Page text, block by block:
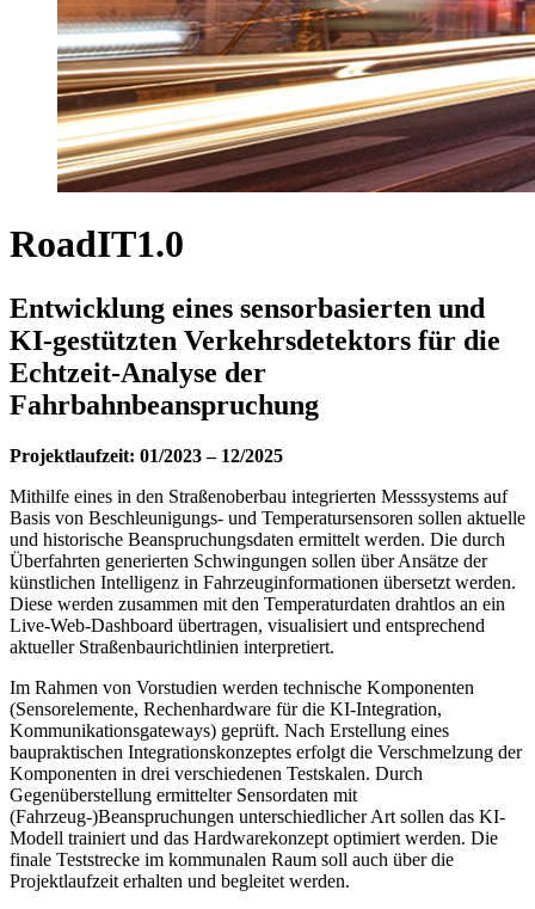
RoadIT1.0
Entwicklung eines sensorbasierten und
KI-gestützten Verkehrsdetektors für die
Echtzeit-Analyse der
Fahrbahnbeanspruchung
Projektlaufzeit: 01/2023 – 12/2025
Mithilfe eines in den Straßenoberbau integrierten Messsystems auf
Basis von Beschleunigungs- und Temperatursensoren sollen aktuelle
und historische Beanspruchungsdaten ermittelt werden. Die durch
Überfahrten generierten Schwingungen sollen über Ansätze der
künstlichen Intelligenz in Fahrzeuginformationen übersetzt werden.
Diese werden zusammen mit den Temperaturdaten drahtlos an ein
Live-Web-Dashboard übertragen, visualisiert und entsprechend
aktueller Straßenbaurichtlinien interpretiert.
Im Rahmen von Vorstudien werden technische Komponenten
(Sensorelemente, Rechenhardware für die KI-Integration,
Kommunikationsgateways) geprüft. Nach Erstellung eines
baupraktischen Integrationskonzeptes erfolgt die Verschmelzung der
Komponenten in drei verschiedenen Testskalen. Durch
Gegenüberstellung ermittelter Sensordaten mit
(Fahrzeug-)Beanspruchungen unterschiedlicher Art sollen das KI-
Modell trainiert und das Hardwarekonzept optimiert werden. Die
finale Teststrecke im kommunalen Raum soll auch über die
Projektlaufzeit erhalten und begleitet werden.